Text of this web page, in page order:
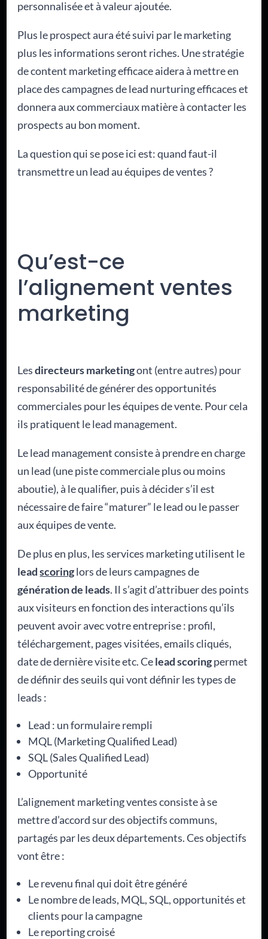
personnalisée et à valeur ajoutée.
Plus le prospect aura été suivi par le marketing
plus les informations seront riches. Une stratégie
de content marketing efficace aidera à mettre en
place des campagnes de lead nurturing efficaces et
donnera aux commerciaux matière à contacter les
prospects au bon moment.
La question qui se pose ici est: quand faut-il
transmettre un lead au équipes de ventes ?
Qu’est-ce
l’alignement ventes
marketing
Lesdirecteurs marketingont (entre autres) pour
responsabilité de générer des opportunités
commerciales pour les équipes de vente. Pour cela
ils pratiquent le lead management.
Le lead management consiste à prendre en charge
un lead (une piste commerciale plus ou moins
aboutie), à le qualifier, puis à décider s’il est
nécessaire de faire “maturer” le lead ou le passer
aux équipes de vente.
De plus en plus, les services marketing utilisent le
leadscoringlors de leurs campagnes de
génération de leads. Il s’agit d’attribuer des points
aux visiteurs en fonction des interactions qu’ils
peuvent avoir avec votre entreprise : profil,
téléchargement, pages visitées, emails cliqués,
date de dernière visite etc. Celead scoringpermet
de définir des seuils qui vont définir les types de
leads :
Lead : un formulaire rempli
MQL (Marketing Qualified Lead)
SQL (Sales Qualified Lead)
Opportunité
L’alignement marketing ventes consiste à se
mettre d’accord sur des objectifs communs,
partagés par les deux départements. Ces objectifs
vont être :
Le revenu final qui doit être généré
Le nombre de leads, MQL, SQL, opportunités et
clients pour la campagne
Le reporting croisé